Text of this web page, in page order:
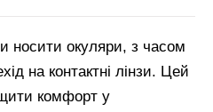
носити окуляри, з часом
на контактні лінзи. Цей
комфорт у